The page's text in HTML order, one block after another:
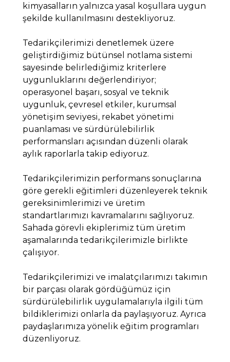
kimyasalların yalnızca yasal koşullara uygun
şekilde kullanılmasını destekliyoruz.
Tedarikçilerimizi denetlemek üzere
geliştirdiğimiz bütünsel notlama sistemi
sayesinde belirlediğimiz kriterlere
uygunluklarını değerlendiriyor;
operasyonel başarı, sosyal ve teknik
uygunluk, çevresel etkiler, kurumsal
yönetişim seviyesi, rekabet yönetimi
puanlaması ve sürdürülebilirlik
performansları açısından düzenli olarak
aylık raporlarla takip ediyoruz.
Tedarikçilerimizin performans sonuçlarına
göre gerekli eğitimleri düzenleyerek teknik
gereksinimlerimizi ve üretim
standartlarımızı kavramalarını sağlıyoruz.
Sahada görevli ekiplerimiz tüm üretim
aşamalarında tedarikçilerimizle birlikte
çalışıyor.
Tedarikçilerimizi ve imalatçılarımızı takımın
bir parçası olarak gördüğümüz için
sürdürülebilirlik uygulamalarıyla ilgili tüm
bildiklerimizi onlarla da paylaşıyoruz. Ayrıca
paydaşlarımıza yönelik eğitim programları
düzenliyoruz.